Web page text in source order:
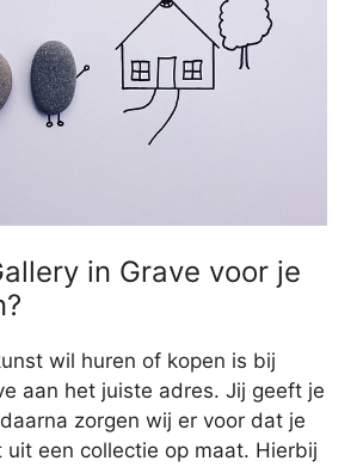
in Grave voor je
wil huren of kopen is bij
aan het juiste adres. Jij geeft je
zorgen wij er voor dat je
uit een collectie op maat. Hierbij